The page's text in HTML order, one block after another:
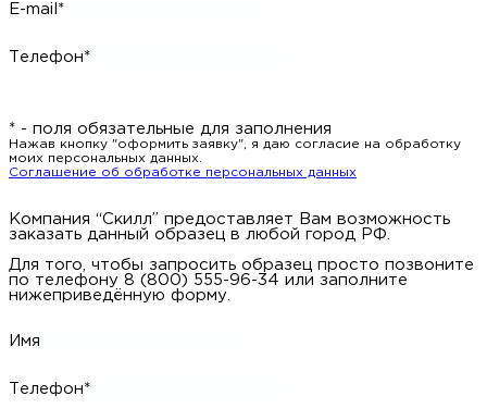
E-mail*
Телефон*
* - поля обязательные для заполнения
Нажав кнопку "оформить заявку", я даю согласие на обработку
моих персональных данных.
Соглашение об обработке персональных данных
Компания “Скилл” предоставляет Вам возможность
заказать данный образец в любой город РФ.
Для того, чтобы запросить образец просто позвоните
по телефону 8 (800) 555-96-34 или заполните
нижеприведённую форму.
Имя
Телефон*